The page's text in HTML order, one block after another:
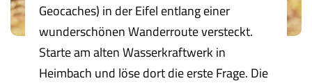
Geocaches) in der Eifel entlang einer
wunderschönen Wanderroute versteckt.
Starte am alten Wasserkraftwerk in
Heimbach und löse dort die erste Frage. Die